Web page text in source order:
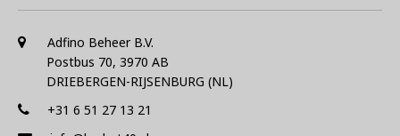
Adfino Beheer B.V.
Postbus 70, 3970 AB
DRIEBERGEN-RIJSENBURG (NL)
+31 6 51 27 13 21